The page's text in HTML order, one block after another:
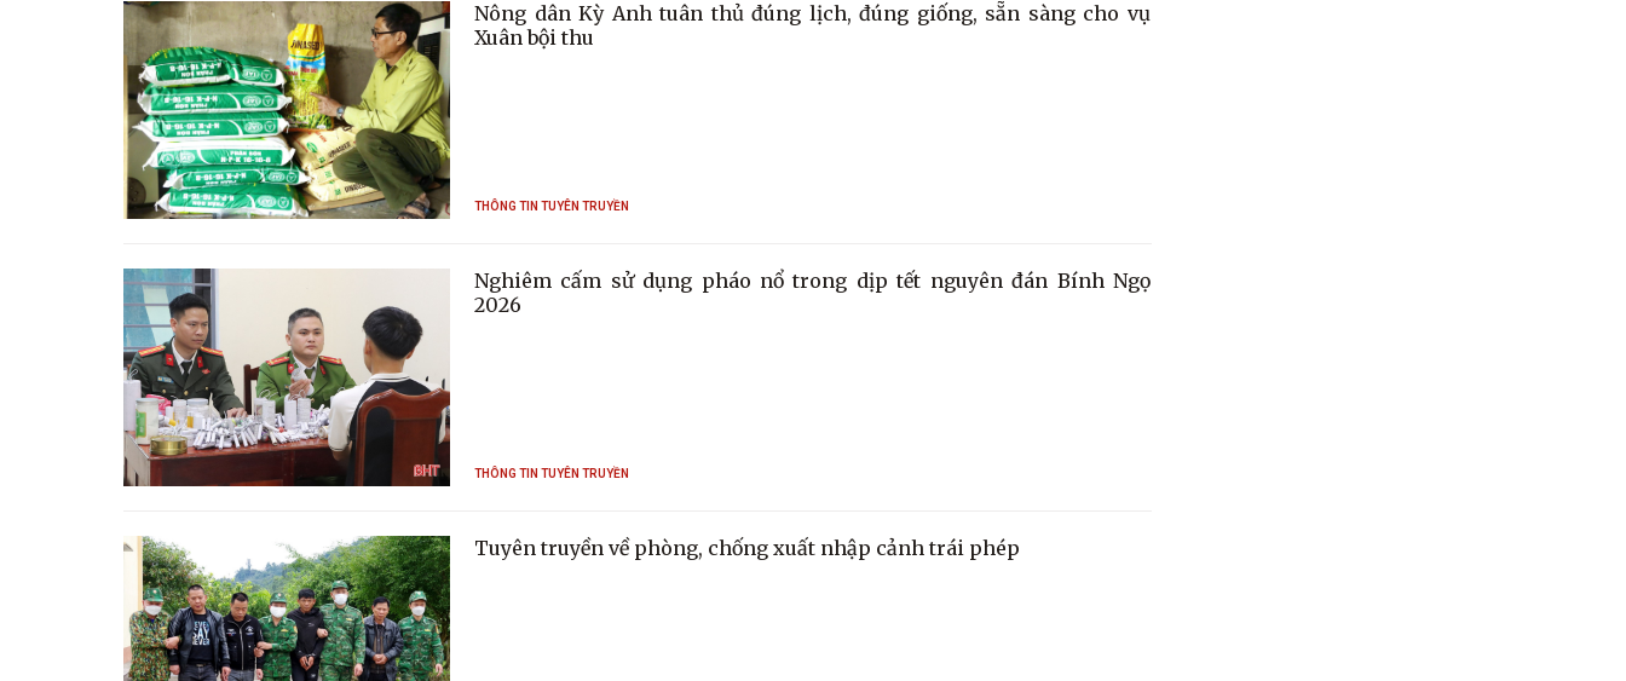
Nông dân Kỳ Anh tuân thủ đúng lịch, đúng giống, sẵn sàng cho vụ
Xuân bội thu
THÔNG TIN TUYÊN TRUYỀN
Nghiêm cấm sử dụng pháo nổ trong dịp tết nguyên đán Bính Ngọ
2026
THÔNG TIN TUYÊN TRUYỀN
Tuyên truyền về phòng, chống xuất nhập cảnh trái phép